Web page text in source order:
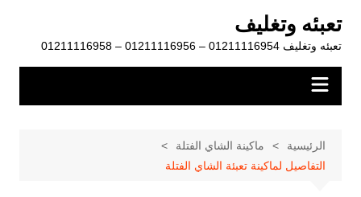
المحتوى
تعبئه وتغليف
تعبئه وتغليف 01211116954 – 01211116956 – 01211116958
الرئيسية
ماكينة الشاي الفتلة
التفاصيل لماكينة تعبئة الشاي الفتلة